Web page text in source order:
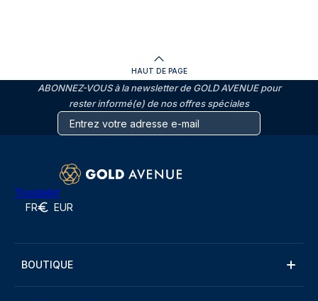
HAUT DE PAGE
ABONNEZ-VOUS à la newsletter de GOLD AVENUE pour
rester informé(e) de nos offres spéciales
Trustpilot
FR EUR
BOUTIQUE